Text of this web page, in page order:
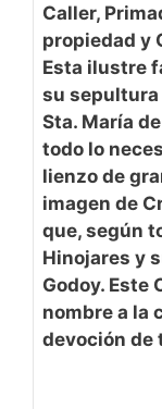
Caller,
propiedad y
Esta ilustre
su sepultura
Sta. María
todo lo
lienzo de
imagen de
que, según
Hinojares y
Godoy. Este
nombre a la
devoción de